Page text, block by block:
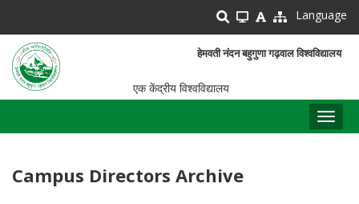
main
content
Language
हेमवती नंदन बहुगुणा गढ़वाल विश्वविद्यालय
एक केंद्रीय विश्वविद्यालय
Campus Directors Archive